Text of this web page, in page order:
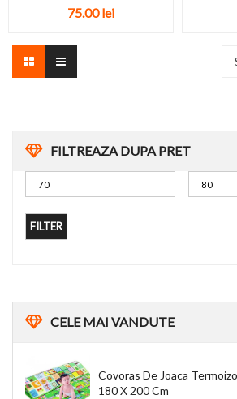
FILTREAZA DUPA PRET
FILTER
CELEMAI VANDUTE
Covoras De Joaca
180 X 200 Cm
Respira
75.00lei